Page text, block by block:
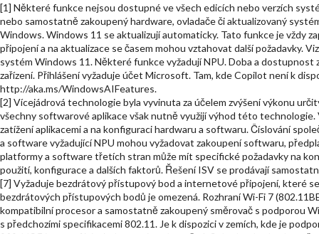
[1] Některé funkce nejsou dostupné ve všech edicích nebo verzích
nebo samostatně zakoupený hardware, ovladače či aktualizovaný
Windows. Windows 11 se aktualizují automaticky. Tato funkce je vždy
připojení a na aktualizace se časem mohou vztahovat další požadavky.
systém Windows 11. Některé funkce vyžadují NPU. Doba a
zařízení. Přihlášení vyžaduje účet Microsoft. Tam, kde Copilot není k
http://aka.ms/WindowsAIFeatures.
[2] Vícejádrová technologie byla vyvinuta za účelem zvýšení výkonu
všechny softwarové aplikace však nutně využijí výhod této
zatížení aplikacemi a na konfiguraci hardwaru a softwaru. Číslování
a software vyžadující NPU mohou vyžadovat zakoupení softwaru,
platformy a software třetích stran může mít specifické požadavky na
použití, konfigurace a dalších faktorů. Řešení ISV se prodávají
[7] Vyžaduje bezdrátový přístupový bod a internetové připojení, které
bezdrátových přístupových bodů je omezená. Rozhraní Wi-Fi 7
kompatibilní procesor a samostatně zakoupený směrovač s podporou
s předchozími specifikacemi 802.11. Je k dispozici v zemích, kde je